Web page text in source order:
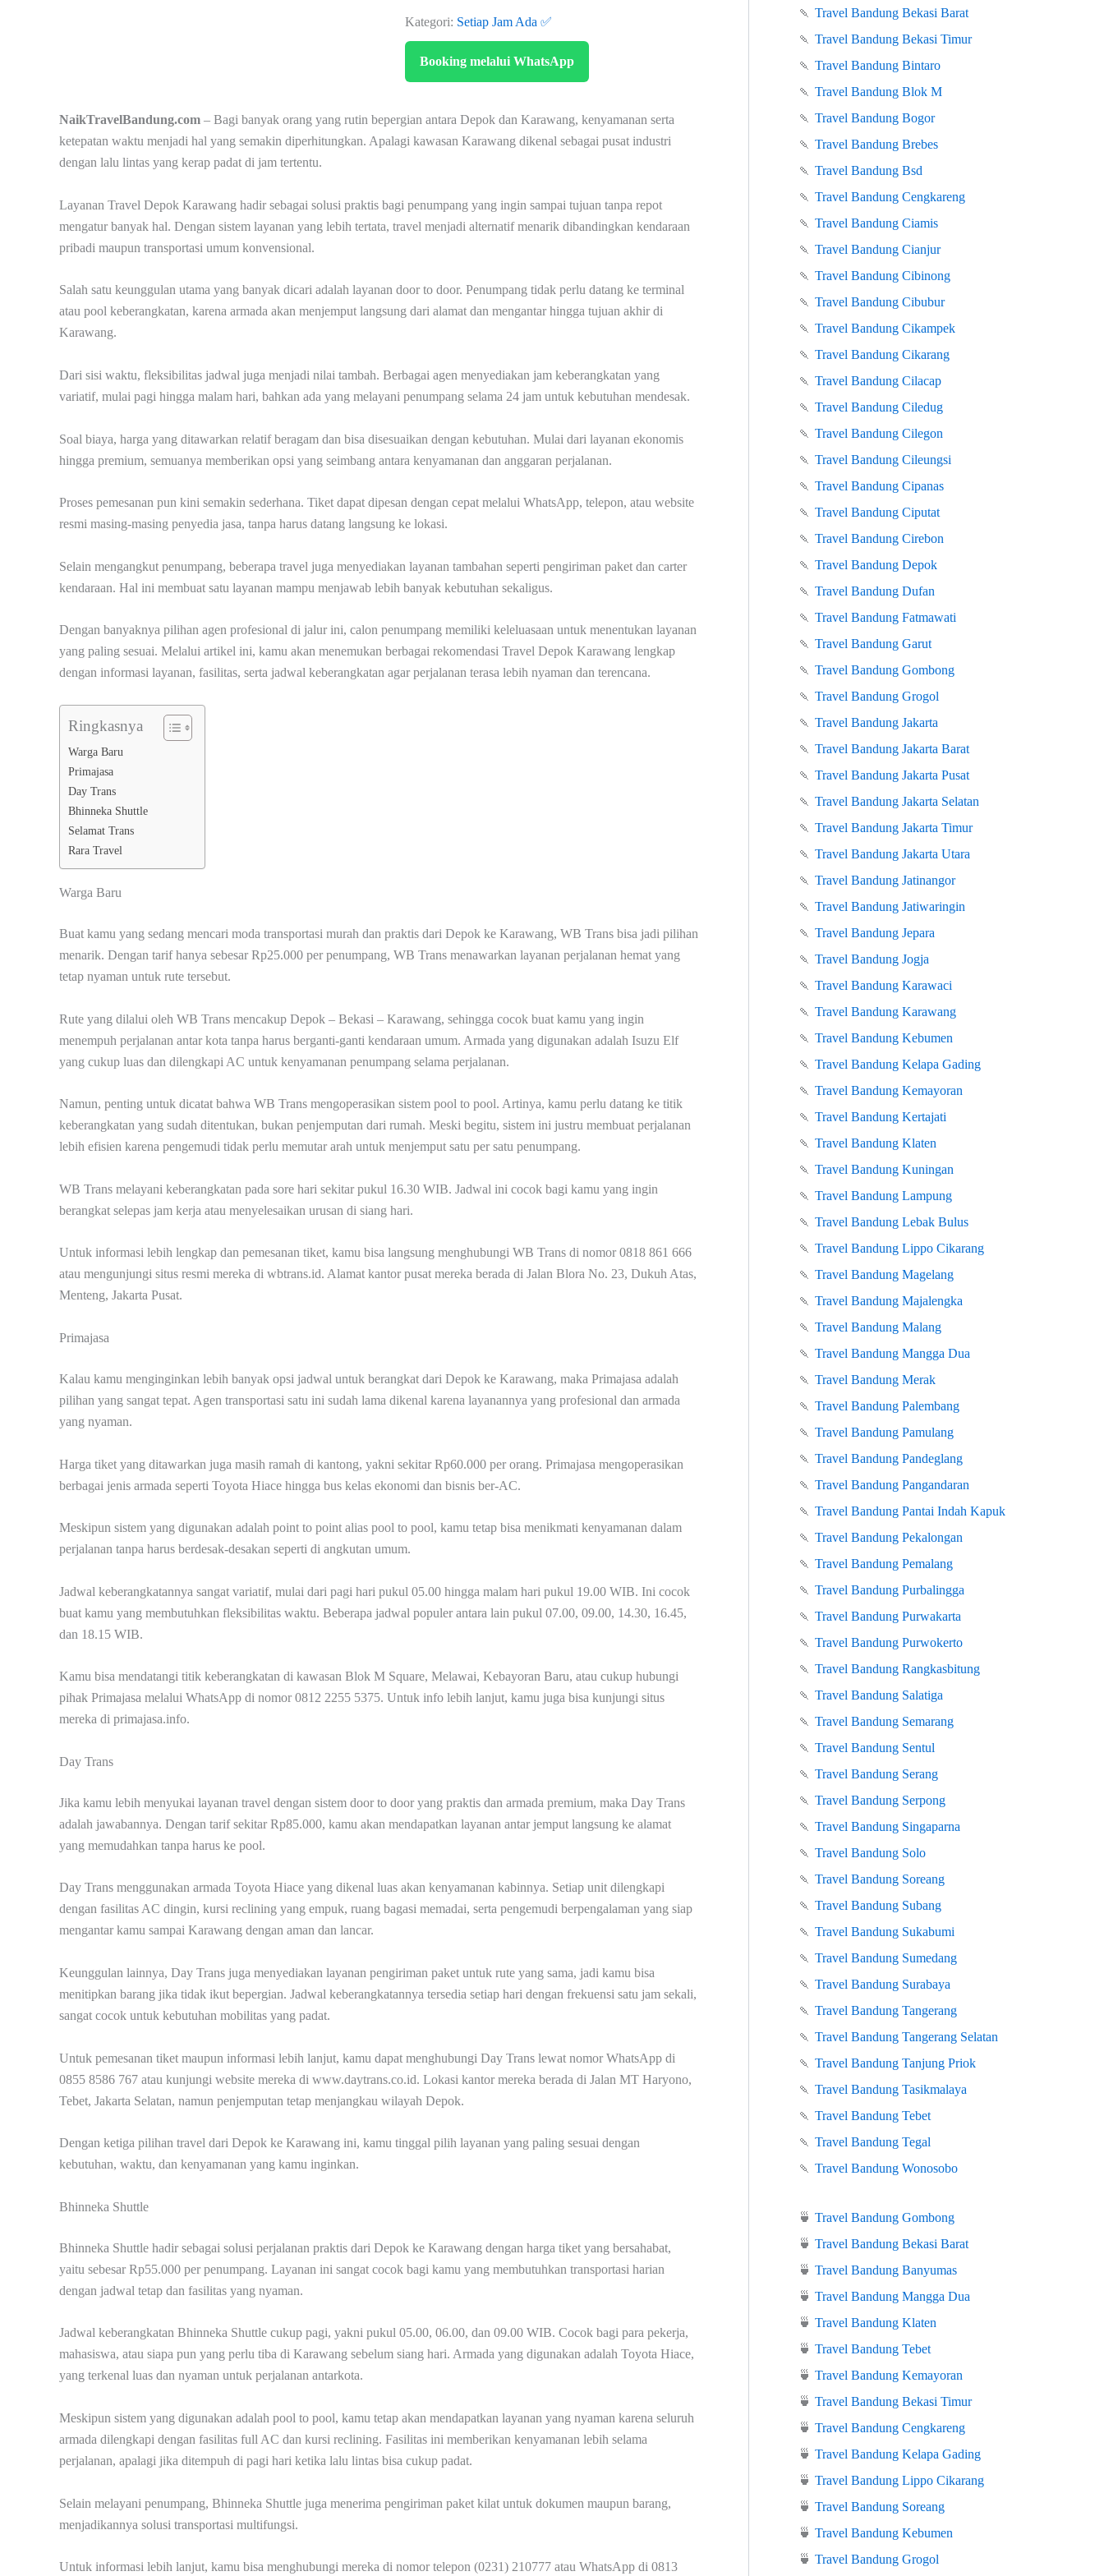
Kategori: Setiap Jam Ada ✅
Booking melalui WhatsApp
NaikTravelBandung.com – Bagi banyak orang yang rutin bepergian antara Depok dan Karawang, kenyamanan serta
ketepatan waktu menjadi hal yang semakin diperhitungkan. Apalagi kawasan Karawang dikenal sebagai pusat industri
dengan lalu lintas yang kerap padat di jam tertentu.
Layanan Travel Depok Karawang hadir sebagai solusi praktis bagi penumpang yang ingin sampai tujuan tanpa repot
mengatur banyak hal. Dengan sistem layanan yang lebih tertata, travel menjadi alternatif menarik dibandingkan kendaraan
pribadi maupun transportasi umum konvensional.
Salah satu keunggulan utama yang banyak dicari adalah layanan door to door. Penumpang tidak perlu datang ke terminal
atau pool keberangkatan, karena armada akan menjemput langsung dari alamat dan mengantar hingga tujuan akhir di
Karawang.
Dari sisi waktu, fleksibilitas jadwal juga menjadi nilai tambah. Berbagai agen menyediakan jam keberangkatan yang
variatif, mulai pagi hingga malam hari, bahkan ada yang melayani penumpang selama 24 jam untuk kebutuhan mendesak.
Soal biaya, harga yang ditawarkan relatif beragam dan bisa disesuaikan dengan kebutuhan. Mulai dari layanan ekonomis
hingga premium, semuanya memberikan opsi yang seimbang antara kenyamanan dan anggaran perjalanan.
Proses pemesanan pun kini semakin sederhana. Tiket dapat dipesan dengan cepat melalui WhatsApp, telepon, atau website
resmi masing-masing penyedia jasa, tanpa harus datang langsung ke lokasi.
Selain mengangkut penumpang, beberapa travel juga menyediakan layanan tambahan seperti pengiriman paket dan carter
kendaraan. Hal ini membuat satu layanan mampu menjawab lebih banyak kebutuhan sekaligus.
Dengan banyaknya pilihan agen profesional di jalur ini, calon penumpang memiliki keleluasaan untuk menentukan layanan
yang paling sesuai. Melalui artikel ini, kamu akan menemukan berbagai rekomendasi Travel Depok Karawang lengkap
dengan informasi layanan, fasilitas, serta jadwal keberangkatan agar perjalanan terasa lebih nyaman dan terencana.
Ringkasnya
Warga Baru
Primajasa
Day Trans
Bhinneka Shuttle
Selamat Trans
Rara Travel
Warga Baru
Buat kamu yang sedang mencari moda transportasi murah dan praktis dari Depok ke Karawang, WB Trans bisa jadi pilihan
menarik. Dengan tarif hanya sebesar Rp25.000 per penumpang, WB Trans menawarkan layanan perjalanan hemat yang
tetap nyaman untuk rute tersebut.
Rute yang dilalui oleh WB Trans mencakup Depok – Bekasi – Karawang, sehingga cocok buat kamu yang ingin
menempuh perjalanan antar kota tanpa harus berganti-ganti kendaraan umum. Armada yang digunakan adalah Isuzu Elf
yang cukup luas dan dilengkapi AC untuk kenyamanan penumpang selama perjalanan.
Namun, penting untuk dicatat bahwa WB Trans mengoperasikan sistem pool to pool. Artinya, kamu perlu datang ke titik
keberangkatan yang sudah ditentukan, bukan penjemputan dari rumah. Meski begitu, sistem ini justru membuat perjalanan
lebih efisien karena pengemudi tidak perlu memutar arah untuk menjemput satu per satu penumpang.
WB Trans melayani keberangkatan pada sore hari sekitar pukul 16.30 WIB. Jadwal ini cocok bagi kamu yang ingin
berangkat selepas jam kerja atau menyelesaikan urusan di siang hari.
Untuk informasi lebih lengkap dan pemesanan tiket, kamu bisa langsung menghubungi WB Trans di nomor 0818 861 666
atau mengunjungi situs resmi mereka di wbtrans.id. Alamat kantor pusat mereka berada di Jalan Blora No. 23, Dukuh Atas,
Menteng, Jakarta Pusat.
Primajasa
Kalau kamu menginginkan lebih banyak opsi jadwal untuk berangkat dari Depok ke Karawang, maka Primajasa adalah
pilihan yang sangat tepat. Agen transportasi satu ini sudah lama dikenal karena layanannya yang profesional dan armada
yang nyaman.
Harga tiket yang ditawarkan juga masih ramah di kantong, yakni sekitar Rp60.000 per orang. Primajasa mengoperasikan
berbagai jenis armada seperti Toyota Hiace hingga bus kelas ekonomi dan bisnis ber-AC.
Meskipun sistem yang digunakan adalah point to point alias pool to pool, kamu tetap bisa menikmati kenyamanan dalam
perjalanan tanpa harus berdesak-desakan seperti di angkutan umum.
Jadwal keberangkatannya sangat variatif, mulai dari pagi hari pukul 05.00 hingga malam hari pukul 19.00 WIB. Ini cocok
buat kamu yang membutuhkan fleksibilitas waktu. Beberapa jadwal populer antara lain pukul 07.00, 09.00, 14.30, 16.45,
dan 18.15 WIB.
Kamu bisa mendatangi titik keberangkatan di kawasan Blok M Square, Melawai, Kebayoran Baru, atau cukup hubungi
pihak Primajasa melalui WhatsApp di nomor 0812 2255 5375. Untuk info lebih lanjut, kamu juga bisa kunjungi situs
mereka di primajasa.info.
Day Trans
Jika kamu lebih menyukai layanan travel dengan sistem door to door yang praktis dan armada premium, maka Day Trans
adalah jawabannya. Dengan tarif sekitar Rp85.000, kamu akan mendapatkan layanan antar jemput langsung ke alamat
yang memudahkan tanpa harus ke pool.
Day Trans menggunakan armada Toyota Hiace yang dikenal luas akan kenyamanan kabinnya. Setiap unit dilengkapi
dengan fasilitas AC dingin, kursi reclining yang empuk, ruang bagasi memadai, serta pengemudi berpengalaman yang siap
mengantar kamu sampai Karawang dengan aman dan lancar.
Keunggulan lainnya, Day Trans juga menyediakan layanan pengiriman paket untuk rute yang sama, jadi kamu bisa
menitipkan barang jika tidak ikut bepergian. Jadwal keberangkatannya tersedia setiap hari dengan frekuensi satu jam sekali,
sangat cocok untuk kebutuhan mobilitas yang padat.
Untuk pemesanan tiket maupun informasi lebih lanjut, kamu dapat menghubungi Day Trans lewat nomor WhatsApp di
0855 8586 767 atau kunjungi website mereka di www.daytrans.co.id. Lokasi kantor mereka berada di Jalan MT Haryono,
Tebet, Jakarta Selatan, namun penjemputan tetap menjangkau wilayah Depok.
Dengan ketiga pilihan travel dari Depok ke Karawang ini, kamu tinggal pilih layanan yang paling sesuai dengan
kebutuhan, waktu, dan kenyamanan yang kamu inginkan.
Bhinneka Shuttle
Bhinneka Shuttle hadir sebagai solusi perjalanan praktis dari Depok ke Karawang dengan harga tiket yang bersahabat,
yaitu sebesar Rp55.000 per penumpang. Layanan ini sangat cocok bagi kamu yang membutuhkan transportasi harian
dengan jadwal tetap dan fasilitas yang nyaman.
Jadwal keberangkatan Bhinneka Shuttle cukup pagi, yakni pukul 05.00, 06.00, dan 09.00 WIB. Cocok bagi para pekerja,
mahasiswa, atau siapa pun yang perlu tiba di Karawang sebelum siang hari. Armada yang digunakan adalah Toyota Hiace,
yang terkenal luas dan nyaman untuk perjalanan antarkota.
Meskipun sistem yang digunakan adalah pool to pool, kamu tetap akan mendapatkan layanan yang nyaman karena seluruh
armada dilengkapi dengan fasilitas full AC dan kursi reclining. Fasilitas ini memberikan kenyamanan lebih selama
perjalanan, apalagi jika ditempuh di pagi hari ketika lalu lintas bisa cukup padat.
Selain melayani penumpang, Bhinneka Shuttle juga menerima pengiriman paket kilat untuk dokumen maupun barang,
menjadikannya solusi transportasi multifungsi.
Untuk informasi lebih lanjut, kamu bisa menghubungi mereka di nomor telepon (0231) 210777 atau WhatsApp di 0813
🍡 Travel Bandung Bekasi Barat
🍡 Travel Bandung Bekasi Timur
🍡 Travel Bandung Bintaro
🍡 Travel Bandung Blok M
🍡 Travel Bandung Bogor
🍡 Travel Bandung Brebes
🍡 Travel Bandung Bsd
🍡 Travel Bandung Cengkareng
🍡 Travel Bandung Ciamis
🍡 Travel Bandung Cianjur
🍡 Travel Bandung Cibinong
🍡 Travel Bandung Cibubur
🍡 Travel Bandung Cikampek
🍡 Travel Bandung Cikarang
🍡 Travel Bandung Cilacap
🍡 Travel Bandung Ciledug
🍡 Travel Bandung Cilegon
🍡 Travel Bandung Cileungsi
🍡 Travel Bandung Cipanas
🍡 Travel Bandung Ciputat
🍡 Travel Bandung Cirebon
🍡 Travel Bandung Depok
🍡 Travel Bandung Dufan
🍡 Travel Bandung Fatmawati
🍡 Travel Bandung Garut
🍡 Travel Bandung Gombong
🍡 Travel Bandung Grogol
🍡 Travel Bandung Jakarta
🍡 Travel Bandung Jakarta Barat
🍡 Travel Bandung Jakarta Pusat
🍡 Travel Bandung Jakarta Selatan
🍡 Travel Bandung Jakarta Timur
🍡 Travel Bandung Jakarta Utara
🍡 Travel Bandung Jatinangor
🍡 Travel Bandung Jatiwaringin
🍡 Travel Bandung Jepara
🍡 Travel Bandung Jogja
🍡 Travel Bandung Karawaci
🍡 Travel Bandung Karawang
🍡 Travel Bandung Kebumen
🍡 Travel Bandung Kelapa Gading
🍡 Travel Bandung Kemayoran
🍡 Travel Bandung Kertajati
🍡 Travel Bandung Klaten
🍡 Travel Bandung Kuningan
🍡 Travel Bandung Lampung
🍡 Travel Bandung Lebak Bulus
🍡 Travel Bandung Lippo Cikarang
🍡 Travel Bandung Magelang
🍡 Travel Bandung Majalengka
🍡 Travel Bandung Malang
🍡 Travel Bandung Mangga Dua
🍡 Travel Bandung Merak
🍡 Travel Bandung Palembang
🍡 Travel Bandung Pamulang
🍡 Travel Bandung Pandeglang
🍡 Travel Bandung Pangandaran
🍡 Travel Bandung Pantai Indah Kapuk
🍡 Travel Bandung Pekalongan
🍡 Travel Bandung Pemalang
🍡 Travel Bandung Purbalingga
🍡 Travel Bandung Purwakarta
🍡 Travel Bandung Purwokerto
🍡 Travel Bandung Rangkasbitung
🍡 Travel Bandung Salatiga
🍡 Travel Bandung Semarang
🍡 Travel Bandung Sentul
🍡 Travel Bandung Serang
🍡 Travel Bandung Serpong
🍡 Travel Bandung Singaparna
🍡 Travel Bandung Solo
🍡 Travel Bandung Soreang
🍡 Travel Bandung Subang
🍡 Travel Bandung Sukabumi
🍡 Travel Bandung Sumedang
🍡 Travel Bandung Surabaya
🍡 Travel Bandung Tangerang
🍡 Travel Bandung Tangerang Selatan
🍡 Travel Bandung Tanjung Priok
🍡 Travel Bandung Tasikmalaya
🍡 Travel Bandung Tebet
🍡 Travel Bandung Tegal
🍡 Travel Bandung Wonosobo
🍵 Travel Bandung Gombong
🍵 Travel Bandung Bekasi Barat
🍵 Travel Bandung Banyumas
🍵 Travel Bandung Mangga Dua
🍵 Travel Bandung Klaten
🍵 Travel Bandung Tebet
🍵 Travel Bandung Kemayoran
🍵 Travel Bandung Bekasi Timur
🍵 Travel Bandung Cengkareng
🍵 Travel Bandung Kelapa Gading
🍵 Travel Bandung Lippo Cikarang
🍵 Travel Bandung Soreang
🍵 Travel Bandung Kebumen
🍵 Travel Bandung Grogol